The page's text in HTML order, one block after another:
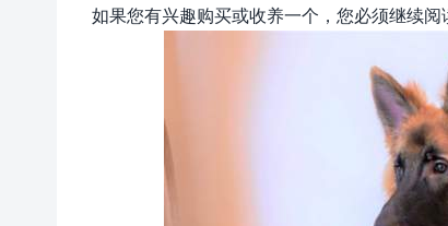
如果您有兴趣购买或收养一个，您必须继续阅